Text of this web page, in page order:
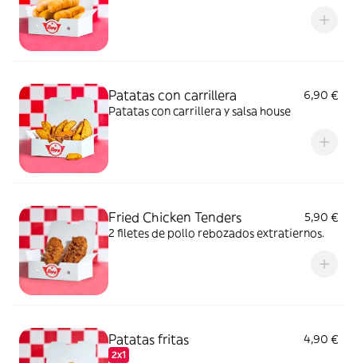
Patatas con carrillera
6,90 €
Patatas con carrillera y salsa house
Fried Chicken Tenders
5,90 €
2 filetes de pollo rebozados extratiernos.
Patatas fritas
2x1
4,90 €